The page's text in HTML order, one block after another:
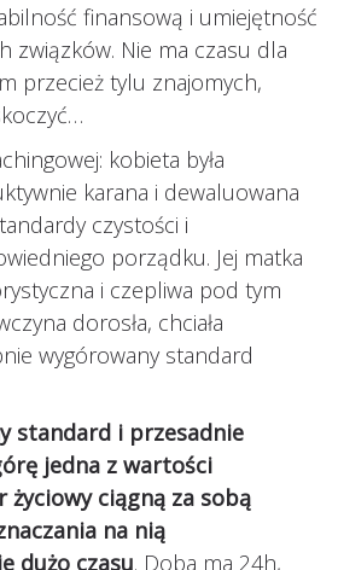
finansową i umiejętność
związków. Nie ma czasu dla
przecież tylu znajomych,
kobieta była
karana i dewaluowana
czystości i
porządku. Jej matka
i czepliwa pod tym
dorosła, chciała
wygórowany standard
standard i przesadnie
jedna z wartości
życiowy ciągną za sobą
na nią
dużo czasu. Doba ma 24h,